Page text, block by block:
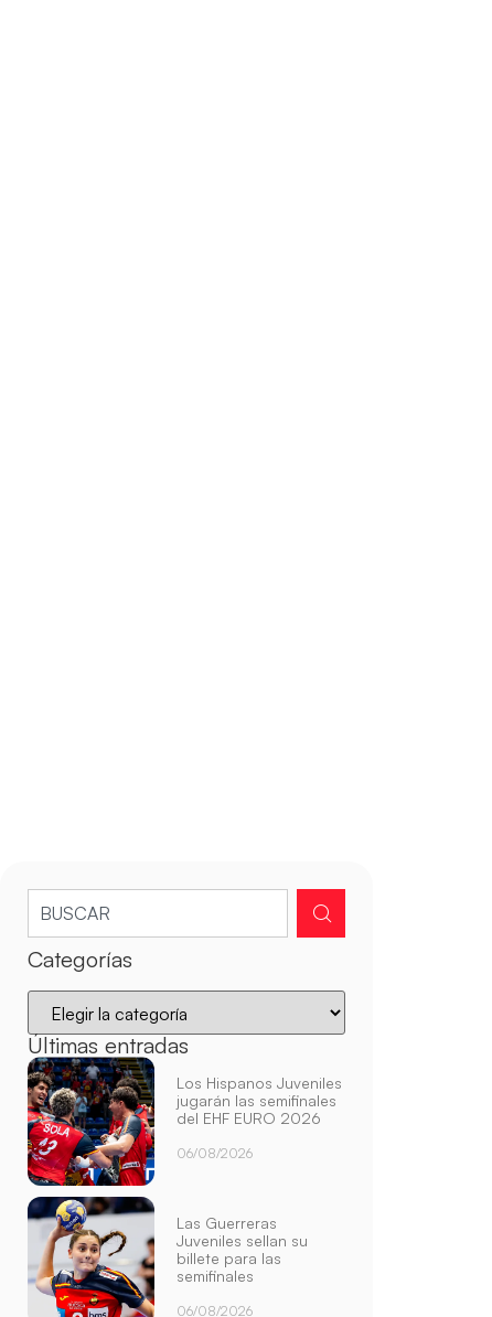
Categorías
Últimas entradas
Los Hispanos Juveniles
jugarán las semifinales
del EHF EURO 2026
06/08/2026
Las Guerreras
Juveniles sellan su
billete para las
semifinales
06/08/2026